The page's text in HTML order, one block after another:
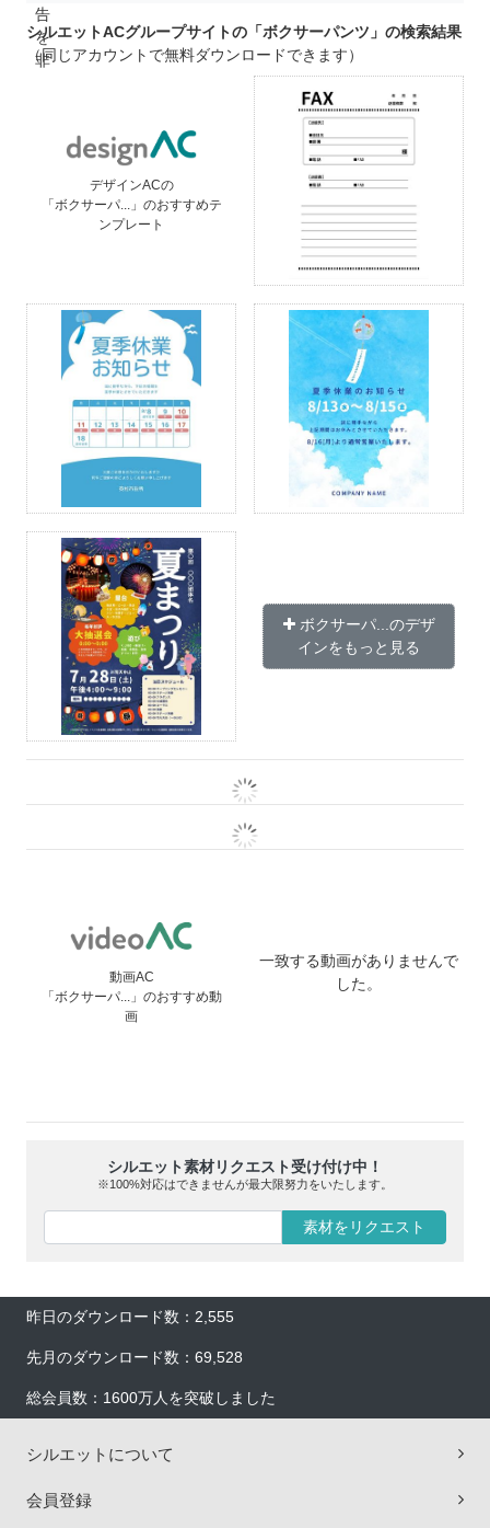
シルエットACグループサイトの「ボクサーパンツ」の検索結果
（同じアカウントで無料ダウンロードできます）
デザインACの
「ボクサーパ...」のおすすめテ
ンプレート
ボクサーパ...のデザ
インをもっと見る
動画AC
「ボクサーパ...」のおすすめ動
画
一致する動画がありませんで
した。
シルエット素材リクエスト受け付け中！
※100%対応はできませんが最大限努力をいたします。
素材をリクエスト
昨日のダウンロード数：2,555
先月のダウンロード数：69,528
総会員数：1600万人を突破しました
シルエットについて
会員登録